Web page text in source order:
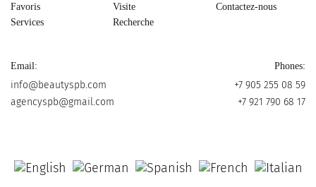
Favoris
Services
Visite
Recherche
Contactez-nous
Email:
info@beautyspb.com
agencyspb@gmail.com
Phones:
+7 905 255 08 59
+7 921 790 68 17